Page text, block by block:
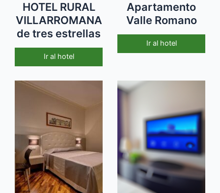
HOTEL RURAL
VILLARROMANA
de tres estrellas
Ir al hotel
Apartamento
Valle Romano
Ir al hotel